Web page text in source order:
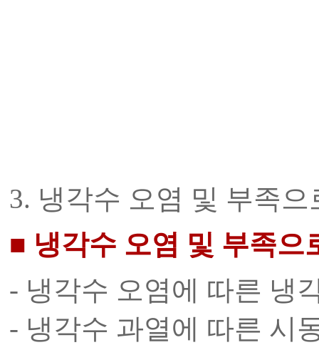
3. 냉각수 오염 및 부족
■ 냉각수 오염 및 부족으
- 냉각수 오염에 따른 냉
- 냉각수 과열에 따른 시